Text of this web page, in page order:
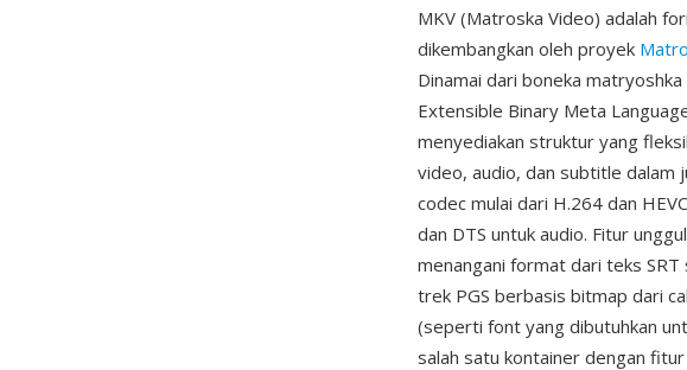
MKV (Matroska Video) adalah
dikembangkan oleh proyek
Dinamai dari boneka
Extensible Binary Meta
menyediakan struktur yang
video, audio, dan subtitle dalam
codec mulai dari H.264 dan
dan DTS untuk audio. Fitur
menangani format dari teks
trek PGS berbasis bitmap dari
(seperti font yang dibutuhkan
salah satu kontainer dengan